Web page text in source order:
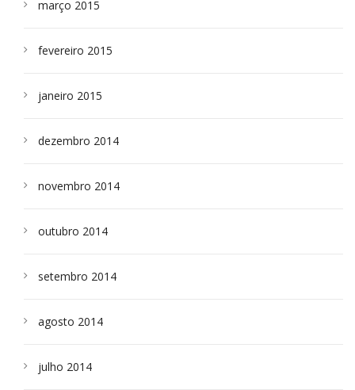
março 2015
fevereiro 2015
janeiro 2015
dezembro 2014
novembro 2014
outubro 2014
setembro 2014
agosto 2014
julho 2014